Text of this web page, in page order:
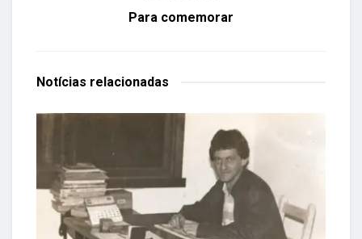
Para comemorar
Notícias relacionadas